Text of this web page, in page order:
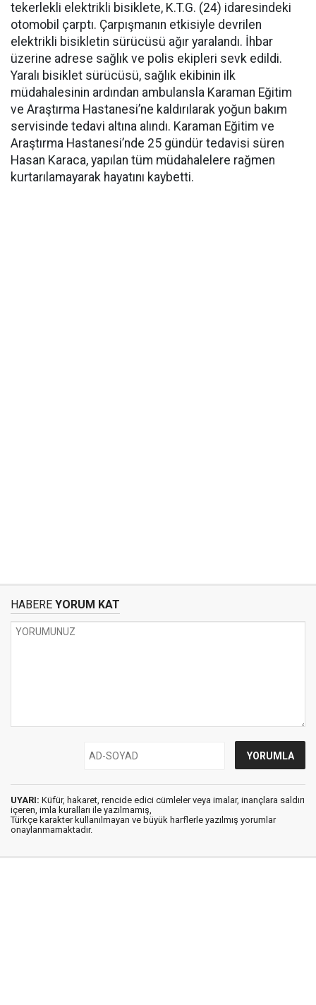
tekerlekli elektrikli bisiklete, K.T.G. (24) idaresindeki
otomobil çarptı. Çarpışmanın etkisiyle devrilen
elektrikli bisikletin sürücüsü ağır yaralandı. İhbar
üzerine adrese sağlık ve polis ekipleri sevk edildi.
Yaralı bisiklet sürücüsü, sağlık ekibinin ilk
müdahalesinin ardından ambulansla Karaman Eğitim
ve Araştırma Hastanesi’ne kaldırılarak yoğun bakım
servisinde tedavi altına alındı. Karaman Eğitim ve
Araştırma Hastanesi’nde 25 gündür tedavisi süren
Hasan Karaca, yapılan tüm müdahalelere rağmen
kurtarılamayarak hayatını kaybetti.
HABERE YORUM KAT
UYARI: Küfür, hakaret, rencide edici cümleler veya imalar, inançlara saldırı
içeren, imla kuralları ile yazılmamış,
Türkçe karakter kullanılmayan ve büyük harflerle yazılmış yorumlar
onaylanmamaktadır.